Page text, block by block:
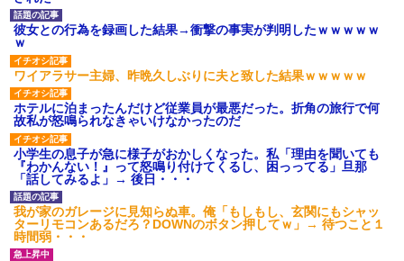
彼女との行為を録画した結果→衝撃の事実が判明したｗｗｗｗｗ
ｗ
ワイアラサー主婦、昨晩久しぶりに夫と致した結果ｗｗｗｗｗ
ホテルに泊まったんだけど従業員が最悪だった。折角の旅行で何
故私が怒鳴られなきゃいけなかったのだ
小学生の息子が急に様子がおかしくなった。私「理由を聞いても
『わかんない！』って怒鳴り付けてくるし、困っってる」旦那
「話してみるよ」→ 後日・・・
我が家のガレージに見知らぬ車。俺「もしもし、玄関にもシャッ
ターリモコンあるだろ？DOWNのボタン押してｗ」→ 待つこと１
時間弱・・・